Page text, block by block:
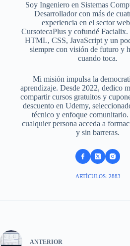
Soy Ingeniero en Sistemas
Desarrollador con más de
experiencia en el sector
CursotecaPlus y cofundé Facialix.
HTML, CSS, JavaScript y un
siempre con visión de futuro y
cuando toca.
Mi misión impulsa la
aprendizaje. Desde 2022, dedico
compartir cursos gratuitos y
descuento en Udemy,
técnico y enfoque
cualquier persona acceda a
y sin barreras.
ARTÍCULOS: 2883
ANTERIOR